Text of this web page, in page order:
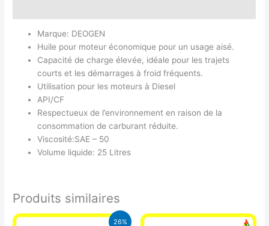
Marque: DEOGEN
Huile pour moteur économique pour un usage aisé.
Capacité de charge élevée, idéale pour les trajets
courts et les démarrages à froid fréquents.
Utilisation pour les moteurs à Diesel
API/CF
Respectueux de l’environnement en raison de la
consommation de carburant réduite.
Viscosité:SAE – 50
Volume liquide: 25 Litres
Produits similaires
26%
Le
Le